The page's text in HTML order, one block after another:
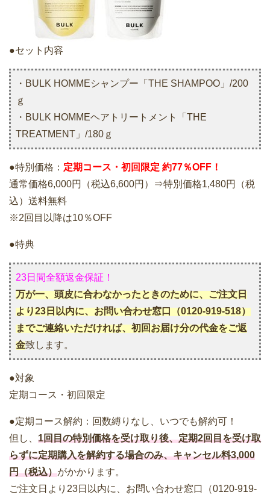
●セット内容
・BULK HOMMEシャンプー「THE SHAMPOO」/200
ｇ
・BULK HOMMEヘアトリートメント「THE
TREATMENT」/180ｇ
●特別価格： 定期コース・初回限定 約77％OFF！
通常価格6,000円（税込6,600円）⇒特別価格1,480円（税
込）送料無料
※2回目以降は10％OFF
●特典
23日間全額返金保証！
万が一、頭皮に合わなかったときのために、ご注文日
より23日以内に、お問い合わせ窓口（0120-919-518）
までご連絡いただければ、初回お届け分の代金をご返
金致します。
●対象
定期コース・初回限定
●定期コース解約：回数縛りなし、いつでも解約可！
但し、 1回目の特別価格を受け取り後、定期2回目を受け取
らずに定期購入を解約する場合のみ、キャンセル料3,000
円（税込）がかかります。
ご注文日より23日以内に、お問い合わせ窓口（0120-919-